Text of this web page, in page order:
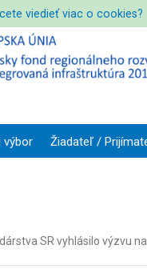
viedieť viac o cookies?
výbor Žiadateľ /
SR vyhlásilo výzvu